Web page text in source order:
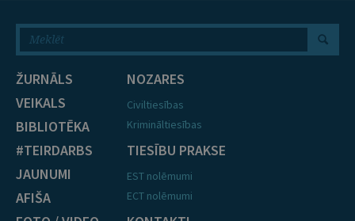
ŽURNĀLS
VEIKALS
BIBLIOTĒKA
#TEIRDARBS
JAUNUMI
AFIŠA
NOZARES
Civiltiesības
Krimināltiesības
TIESĪBU PRAKSE
EST nolēmumi
ECT nolēmumi